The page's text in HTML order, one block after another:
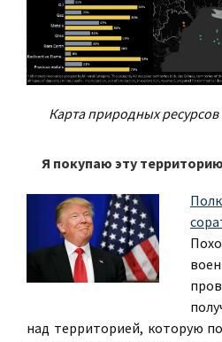
Карта природных
Я покупаю эту
над территорией, которую